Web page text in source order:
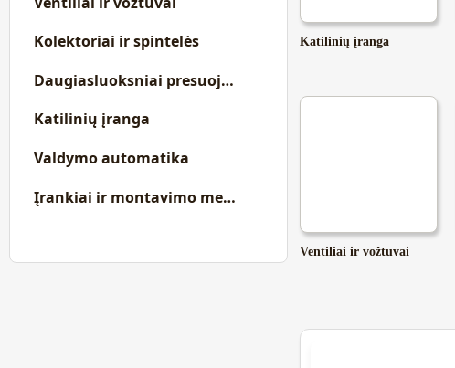
Katilinių įranga
Ventiliai ir vožtuvai
Kolektoriai ir spintelės
Daugiasluoksniai presuojami vamzdžiai ir jungtys
Katilinių įranga
Valdymo automatika
Įrankiai ir montavimo medžiagos